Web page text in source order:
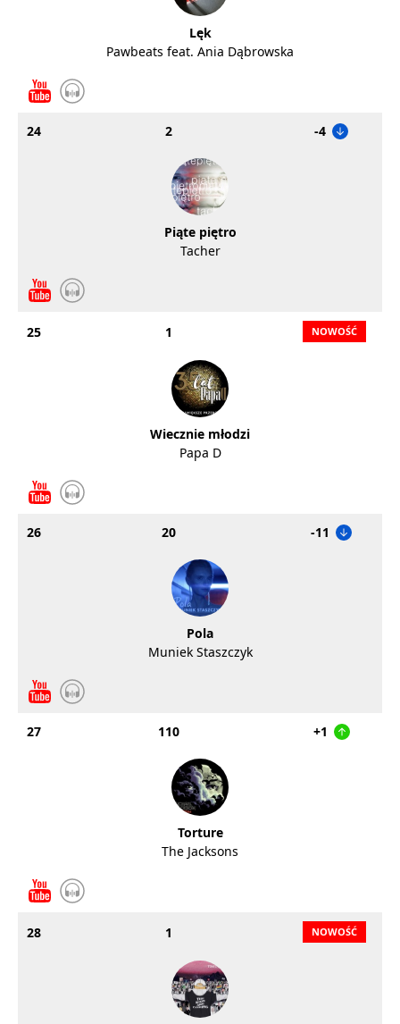
Lęk
Pawbeats feat. Ania Dąbrowska
24 2 -4
Piąte piętro
Tacher
25 1
Wiecznie młodzi
Papa D
26 20 -11
Pola
Muniek Staszczyk
27 110 +1
Torture
The Jacksons
28 1